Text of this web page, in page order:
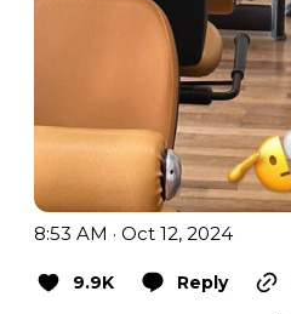
8:53 AM · Oct 12, 2024
9.9K Reply